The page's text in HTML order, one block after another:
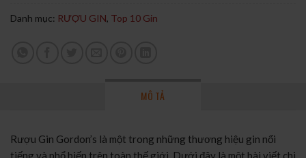
Danh mục: RƯỢU GIN, Top 10 Gin
MÔ TẢ
Rượu Gin Gordon’s là một trong những thương hiệu gin nổi
tiếng và phổ biến trên toàn thế giới. Dưới đây là một bài viết chi